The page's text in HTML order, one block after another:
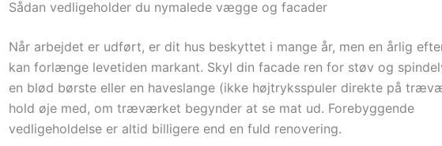
Sådan vedligeholder du nymalede vægge og facader
Når arbejdet er udført, er dit hus beskyttet i mange år, men en årlig
kan forlænge levetiden markant. Skyl din facade ren for støv og
en blød børste eller en haveslange (ikke højtryksspuler direkte på
hold øje med, om træværket begynder at se mat ud. Forebyggende
vedligeholdelse er altid billigere end en fuld renovering.